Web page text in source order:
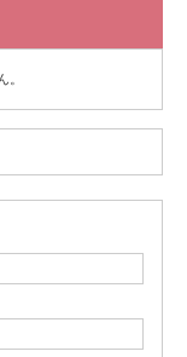
。